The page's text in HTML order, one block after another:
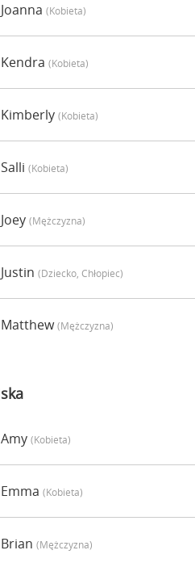
(kobieta)
(kobieta)
(kobieta)
(kobieta)
(mężczyzna)
(dziecko, Chłopiec)
(mężczyzna)
(kobieta)
(kobieta)
(mężczyzna)